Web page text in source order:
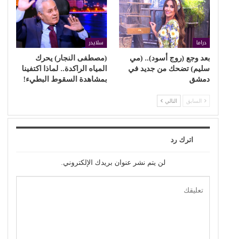
دراما
بعد وجع (روج أسود).. (مي
سليم) تضحك من جديد في
دمشق
سلايدر
(مصطفى النجار) يحرك
المياه الراكدة.. لماذا اكتفينا
بمشاهدة السقوط البطيء!
السابق التالي
اترك رد
لن يتم نشر عنوان بريدك الإلكتروني.